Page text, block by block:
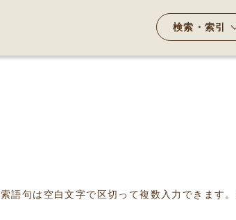
検索・索引
語句は空白文字で区切って複数入力できます